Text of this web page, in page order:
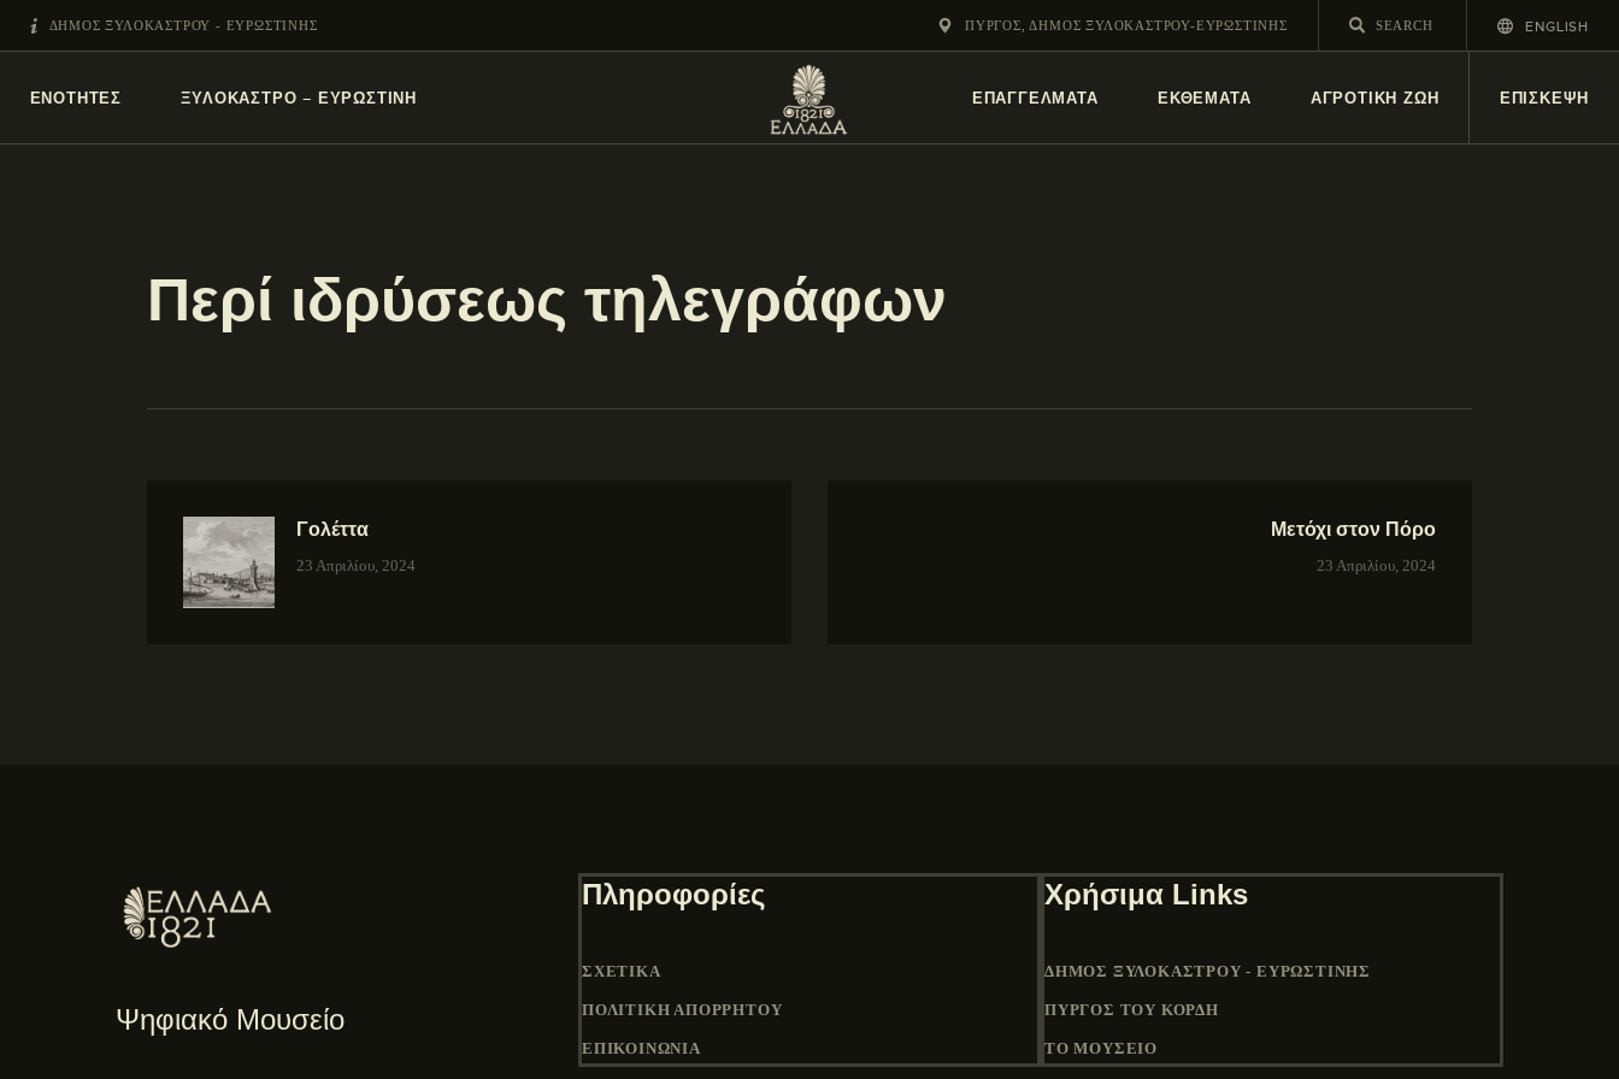
ΔΗΜΟΣ ΞΥΛΟΚΑΣΤΡΟΥ - ΕΥΡΩΣΤΙΝΗΣ ΠΎΡΓΟΣ, ΔΗΜΟΣ ΞΥΛΟΚΑΣΤΡΟΥ-ΕΥΡΩΣΤΙΝΗΣ ENGLISH
ΕΝΌΤΗΤΕΣ ΞΥΛΌΚΑΣΤΡΟ – ΕΥΡΩΣΤΊΝΗ ΕΠΑΓΓΕΛΜΑΤΑ ΕΚΘΕΜΑΤΑ ΑΓΡΟΤΙΚΗ ΖΩΗ ΕΠΙΣΚΕΨΗ
ΞΥΛΌΚΑΣΤΡΟ –
ΕΥΡΩΣΤΊΝΗ
Περί ιδρύσεως τηλεγράφων
Γολέττα
23 Απριλίου, 2024
Μετόχι στον Πόρο
23 Απριλίου, 2024
Ψηφιακό Μουσείο
Πληροφορίες
ΣΧΕΤΙΚΆ
ΠΟΛΙΤΙΚΉ ΑΠΟΡΡΉΤΟΥ
ΕΠΙΚΟΙΝΩΝΙΑ
Χρήσιμα Links
ΔΉΜΟΣ ΞΥΛΟΚΆΣΤΡΟΥ - ΕΥΡΩΣΤΊΝΗΣ
ΠΎΡΓΟΣ ΤΟΥ ΚΟΡΔΉ
ΤΟ ΜΟΥΣΕΙΟ